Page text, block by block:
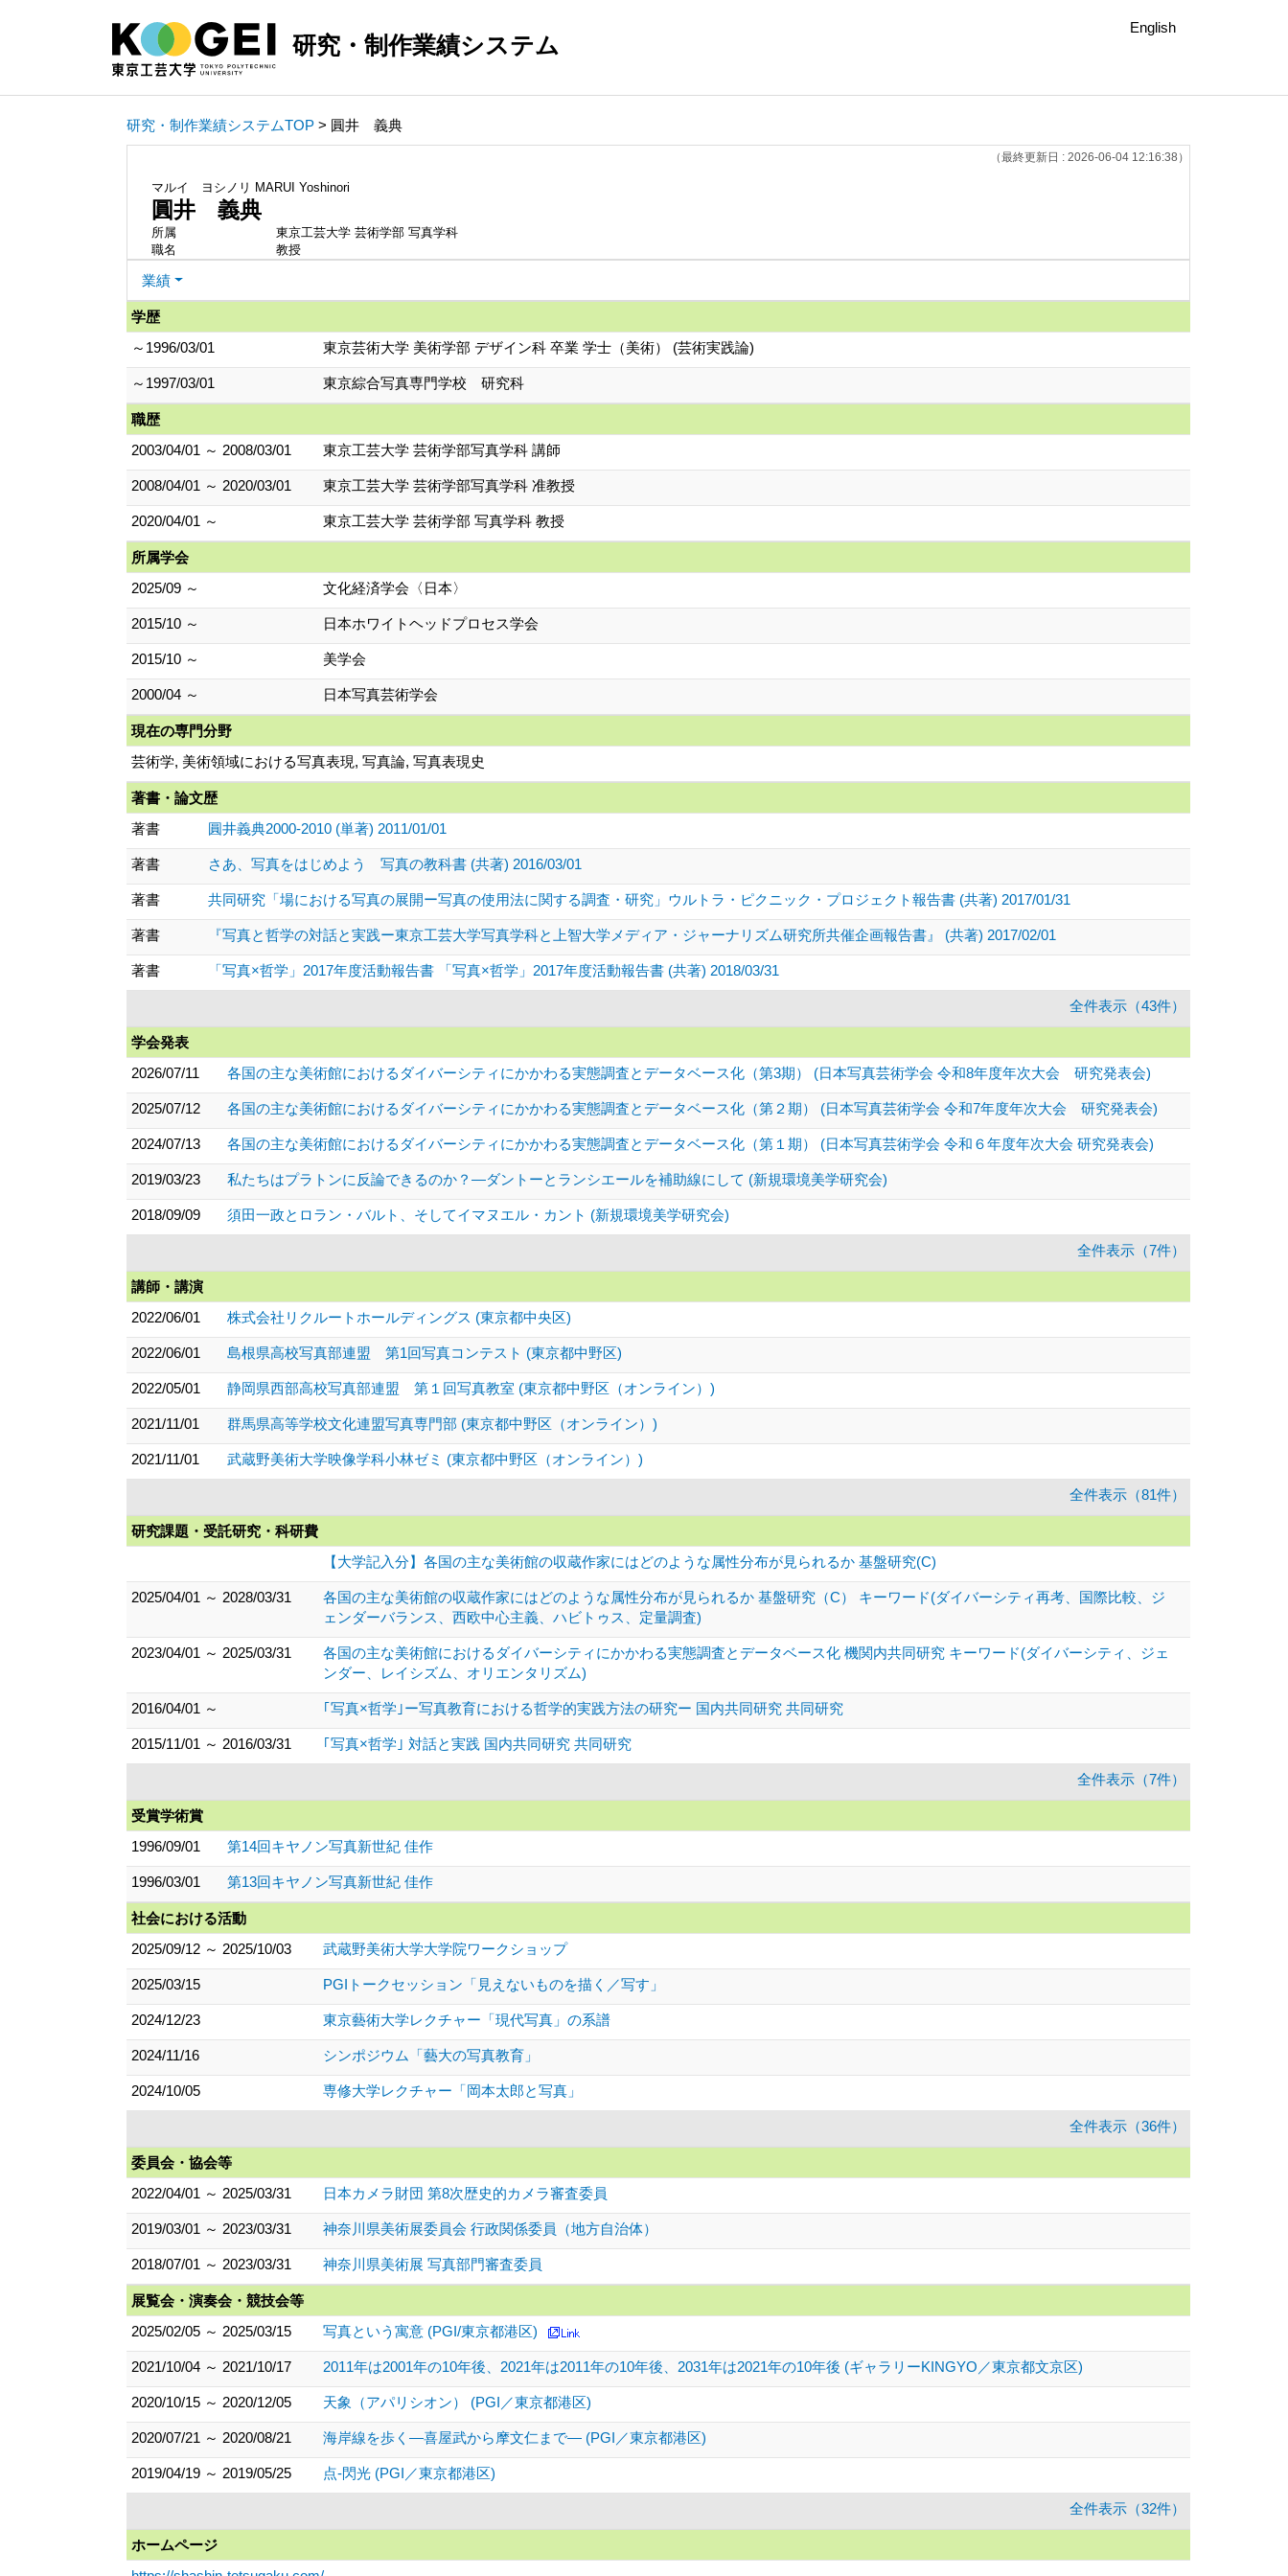
研究・制作業績システム
English
研究・制作業績システムTOP > 圓井 義典
（最終更新日 : 2026-06-04 12:16:38）
マルイ ヨシノリ MARUI Yoshinori
圓井 義典
所属
東京工芸大学 芸術学部 写真学科
職名
教授
業績
学歴
～1996/03/01
東京芸術大学 美術学部 デザイン科 卒業 学士（美術） (芸術実践論)
～1997/03/01 東京綜合写真専門学校 研究科
職歴
2003/04/01 ～ 2008/03/01
東京工芸大学 芸術学部写真学科 講師
2008/04/01 ～ 2020/03/01 東京工芸大学 芸術学部写真学科 准教授
2020/04/01 ～ 東京工芸大学 芸術学部 写真学科 教授
所属学会
2025/09 ～
文化経済学会〈日本〉
2015/10 ～ 日本ホワイトヘッドプロセス学会
2015/10 ～ 美学会
2000/04 ～ 日本写真芸術学会
現在の専門分野
芸術学, 美術領域における写真表現, 写真論, 写真表現史
著書・論文歴
著書
圓井義典2000-2010 (単著) 2011/01/01
著書 さあ、写真をはじめよう 写真の教科書 (共著) 2016/03/01
著書 共同研究「場における写真の展開ー写真の使用法に関する調査・研究」ウルトラ・ピクニック・プロジェクト報告書 (共著) 2017/01/31
著書 『写真と哲学の対話と実践ー東京工芸大学写真学科と上智大学メディア・ジャーナリズム研究所共催企画報告書』 (共著) 2017/02/01
著書 「写真×哲学」2017年度活動報告書 「写真×哲学」2017年度活動報告書 (共著) 2018/03/31
全件表示（43件）
学会発表
2026/07/11
各国の主な美術館におけるダイバーシティにかかわる実態調査とデータベース化（第3期） (日本写真芸術学会 令和8年度年次大会 研究発表会)
2025/07/12 各国の主な美術館におけるダイバーシティにかかわる実態調査とデータベース化（第２期） (日本写真芸術学会 令和7年度年次大会 研究発表会)
2024/07/13 各国の主な美術館におけるダイバーシティにかかわる実態調査とデータベース化（第１期） (日本写真芸術学会 令和６年度年次大会 研究発表会)
2019/03/23 私たちはプラトンに反論できるのか？―ダントーとランシエールを補助線にして (新規環境美学研究会)
2018/09/09 須田一政とロラン・バルト、そしてイマヌエル・カント (新規環境美学研究会)
全件表示（7件）
講師・講演
2022/06/01
株式会社リクルートホールディングス (東京都中央区)
2022/06/01 島根県高校写真部連盟 第1回写真コンテスト (東京都中野区)
2022/05/01 静岡県西部高校写真部連盟 第１回写真教室 (東京都中野区（オンライン）)
2021/11/01 群馬県高等学校文化連盟写真専門部 (東京都中野区（オンライン）)
2021/11/01 武蔵野美術大学映像学科小林ゼミ (東京都中野区（オンライン）)
全件表示（81件）
研究課題・受託研究・科研費
【大学記入分】各国の主な美術館の収蔵作家にはどのような属性分布が見られるか 基盤研究(C)
2025/04/01 ～ 2028/03/31
各国の主な美術館の収蔵作家にはどのような属性分布が見られるか 基盤研究（C） キーワード(ダイバーシティ再考、国際比較、ジ
ェンダーバランス、西欧中心主義、ハビトゥス、定量調査)
2023/04/01 ～ 2025/03/31
各国の主な美術館におけるダイバーシティにかかわる実態調査とデータベース化 機関内共同研究 キーワード(ダイバーシティ、ジェ
ンダー、レイシズム、オリエンタリズム)
2016/04/01 ～ ｢写真×哲学｣ー写真教育における哲学的実践方法の研究ー 国内共同研究 共同研究
2015/11/01 ～ 2016/03/31 ｢写真×哲学｣ 対話と実践 国内共同研究 共同研究
全件表示（7件）
受賞学術賞
1996/09/01
第14回キヤノン写真新世紀 佳作
1996/03/01 第13回キヤノン写真新世紀 佳作
社会における活動
2025/09/12 ～ 2025/10/03
武蔵野美術大学大学院ワークショップ
2025/03/15 PGIトークセッション「見えないものを描く／写す」
2024/12/23 東京藝術大学レクチャー「現代写真」の系譜
2024/11/16 シンポジウム「藝大の写真教育」
2024/10/05 専修大学レクチャー「岡本太郎と写真」
全件表示（36件）
委員会・協会等
2022/04/01 ～ 2025/03/31
日本カメラ財団 第8次歴史的カメラ審査委員
2019/03/01 ～ 2023/03/31 神奈川県美術展委員会 行政関係委員（地方自治体）
2018/07/01 ～ 2023/03/31 神奈川県美術展 写真部門審査委員
展覧会・演奏会・競技会等
2025/02/05 ～ 2025/03/15
写真という寓意 (PGI/東京都港区)
2021/10/04 ～ 2021/10/17 2011年は2001年の10年後、2021年は2011年の10年後、2031年は2021年の10年後 (ギャラリーKINGYO／東京都文京区)
2020/10/15 ～ 2020/12/05 天象（アパリシオン） (PGI／東京都港区)
2020/07/21 ～ 2020/08/21 海岸線を歩く―喜屋武から摩文仁まで― (PGI／東京都港区)
2019/04/19 ～ 2019/05/25 点-閃光 (PGI／東京都港区)
全件表示（32件）
ホームページ